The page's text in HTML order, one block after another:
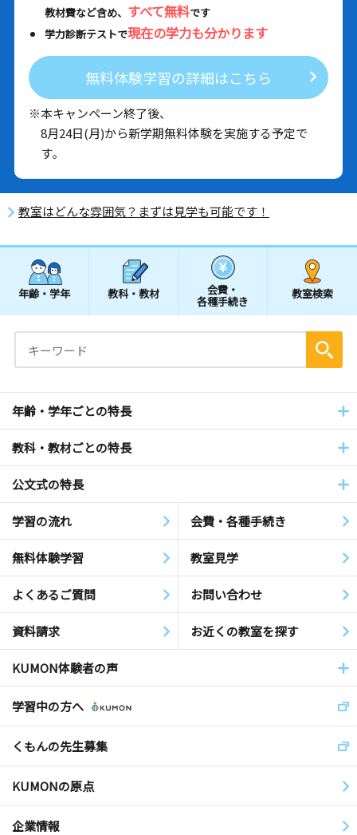
教材費など含め、 すべて無料です
学力診断テストで現在の学力も分かります
無料体験学習の詳細はこちら
※本キャンペーン終了後、
8月24日(月)から新学期無料体験を実施する予定で
す。
教室はどんな雰囲気？まずは見学も可能です！
年齢・学年 教科・教材 会費・
各種手続き
教室検索
年齢・学年ごとの特長
教科・教材ごとの特長
公文式の特長
学習の流れ 会費・各種手続き
無料体験学習 教室見学
よくあるご質問 お問い合わせ
資料請求 お近くの教室を探す
KUMON体験者の声
学習中の方へ
くもんの先生募集
KUMONの原点
企業情報